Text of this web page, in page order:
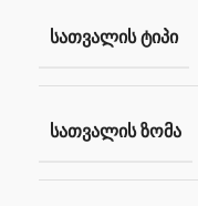
ᲡᲐᲗᲕᲐᲚᲘᲡ ᲢᲘᲞᲘ
ᲡᲐᲗᲕᲐᲚᲘᲡ ᲖᲝᲛᲐ